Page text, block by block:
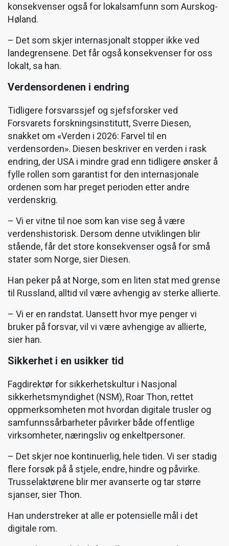
konsekvenser også for lokalsamfunn som Aurskog-
Høland.
– Det som skjer internasjonalt stopper ikke ved
landegrensene. Det får også konsekvenser for oss
lokalt, sa han.
Verdensordenen i endring
Tidligere forsvarssjef og sjefsforsker ved
Forsvarets forskningsinstitutt, Sverre Diesen,
snakket om «Verden i 2026: Farvel til en
verdensorden». Diesen beskriver en verden i rask
endring, der USA i mindre grad enn tidligere ønsker å
fylle rollen som garantist for den internasjonale
ordenen som har preget perioden etter andre
verdenskrig.
– Vi er vitne til noe som kan vise seg å være
verdenshistorisk. Dersom denne utviklingen blir
stående, får det store konsekvenser også for små
stater som Norge, sier Diesen.
Han peker på at Norge, som en liten stat med grense
til Russland, alltid vil være avhengig av sterke allierte.
– Vi er en randstat. Uansett hvor mye penger vi
bruker på forsvar, vil vi være avhengige av allierte,
sier han.
Sikkerhet i en usikker tid
Fagdirektør for sikkerhetskultur i Nasjonal
sikkerhetsmyndighet (NSM), Roar Thon, rettet
oppmerksomheten mot hvordan digitale trusler og
samfunnssårbarheter påvirker både offentlige
virksomheter, næringsliv og enkeltpersoner.
– Det skjer noe kontinuerlig, hele tiden. Vi ser stadig
flere forsøk på å stjele, endre, hindre og påvirke.
Trusselaktørene blir mer avanserte og tar større
sjanser, sier Thon.
Han understreker at alle er potensielle mål i det
digitale rom.